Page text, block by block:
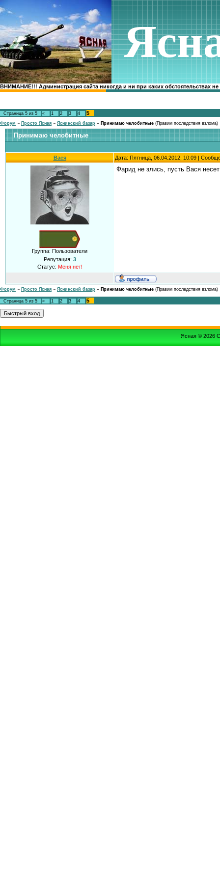
ВНИМАНИЕ!!! Администрация сайта никогда и ни при каких обстоятельствах
Страница 5 из 5 « 1 2 3 4 5
Форум » Просто Ясная » Яснинский базар » Принимаю челобитные (Правим последствия взлома)
Принимаю челобитные
Вася Дата: Пятница, 06.04.2012, 10:09 |
Группа: Пользователи
Репутация: 3
Статус: Меня нет!
Фарид не злись, пусть Вася
Форум » Просто Ясная » Яснинский базар » Принимаю челобитные (Правим последствия взлома)
Страница 5 из 5 « 1 2 3 4 5
Ясная © 2026